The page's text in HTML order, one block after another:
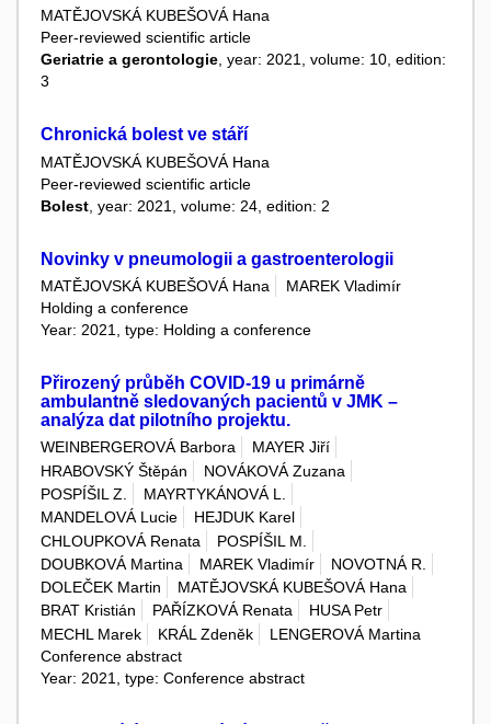
MATĚJOVSKÁ KUBEŠOVÁ Hana
Peer-reviewed scientific article
Geriatrie a gerontologie, year: 2021, volume: 10, edition:
3
Chronická bolest ve stáří
MATĚJOVSKÁ KUBEŠOVÁ Hana
Peer-reviewed scientific article
Bolest , year: 2021, volume: 24, edition: 2
Novinky v pneumologii a gastroenterologii
MATĚJOVSKÁ KUBEŠOVÁ Hana
MAREK Vladimír
Holding a conference
Year: 2021, type: Holding a conference
Přirozený průběh COVID-19 u primárně
ambulantně sledovaných pacientů v JMK –
analýza dat pilotního projektu.
WEINBERGEROVÁ Barbora
MAYER Jiří
HRABOVSKÝ Štěpán
NOVÁKOVÁ Zuzana
POSPÍŠIL Z.
MAYRTYKÁNOVÁ L.
MANDELOVÁ Lucie
HEJDUK Karel
CHLOUPKOVÁ Renata
POSPÍŠIL M.
DOUBKOVÁ Martina
MAREK Vladimír
NOVOTNÁ R.
DOLEČEK Martin
MATĚJOVSKÁ KUBEŠOVÁ Hana
BRAT Kristián
PAŘÍZKOVÁ Renata
HUSA Petr
MECHL Marek
KRÁL Zdeněk
LENGEROVÁ Martina
Conference abstract
Year: 2021, type: Conference abstract